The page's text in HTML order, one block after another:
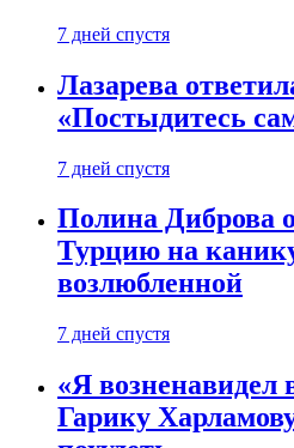
7 дней спустя
Лазарева
«Постыдитесь
7 дней спустя
Полина Диброва
Турцию на
возлюбленной
7 дней спустя
«Я возненавидел
Гарику